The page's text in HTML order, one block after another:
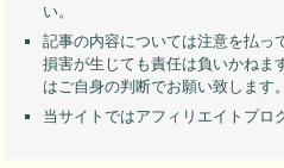
い。
記事の内容については注意を払っ
損害が生じても責任は負いかねま
はご自身の判断でお願い致します。
当サイトではアフィリエイトプロ